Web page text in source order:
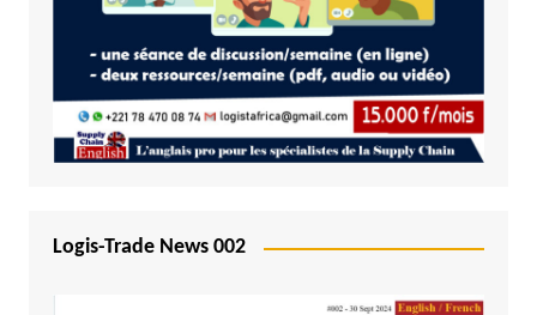
Logis-Trade News 002